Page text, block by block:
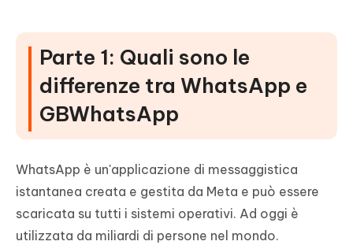
Parte 1: Quali sono le
differenze tra WhatsApp e
GBWhatsApp
WhatsApp è un'applicazione di messaggistica
istantanea creata e gestita da Meta e può essere
scaricata su tutti i sistemi operativi. Ad oggi è
utilizzata da miliardi di persone nel mondo.